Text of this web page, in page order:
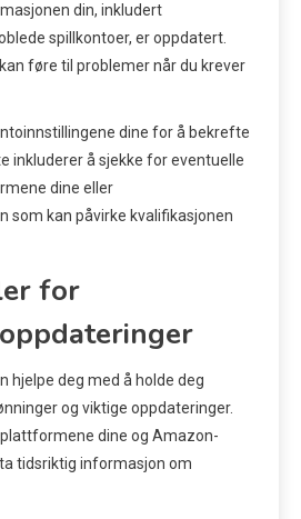
din, inkludert
spillkontoer, er oppdatert.
føre til problemer når du krever
dine for å bekrefte
inkluderer å sjekke for eventuelle
dine eller
som kan påvirke kvalifikasjonen
for
hjelpe deg med å holde deg
og viktige oppdateringer.
dine og Amazon-
tidsriktig informasjon om